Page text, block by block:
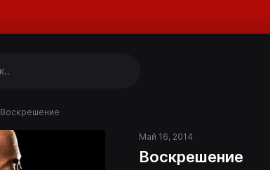
Воскрешение
Май 16, 2014
Воскрешение